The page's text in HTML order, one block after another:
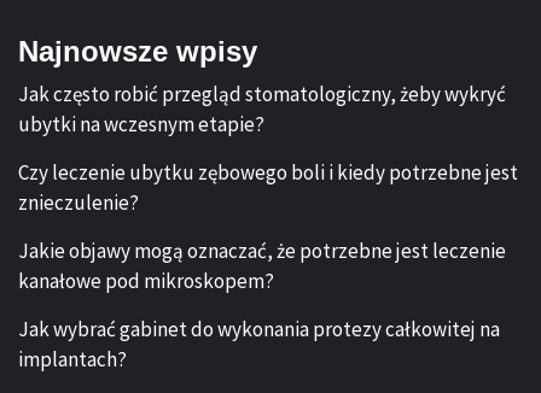
Najnowsze wpisy
Jak często robić przegląd stomatologiczny, żeby wykryć
ubytki na wczesnym etapie?
Czy leczenie ubytku zębowego boli i kiedy potrzebne jest
znieczulenie?
Jakie objawy mogą oznaczać, że potrzebne jest leczenie
kanałowe pod mikroskopem?
Jak wybrać gabinet do wykonania protezy całkowitej na
implantach?